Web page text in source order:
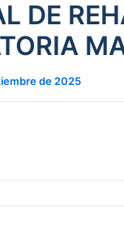
DE
de 2025